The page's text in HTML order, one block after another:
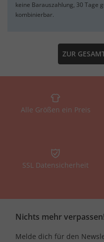
keine Barauszahlung, 30 Tage
kombinierbar.
ZUR
Alle Größen ein Preis
SSL Datensicherheit
Nichts mehr verpassen!
Melde dich für den